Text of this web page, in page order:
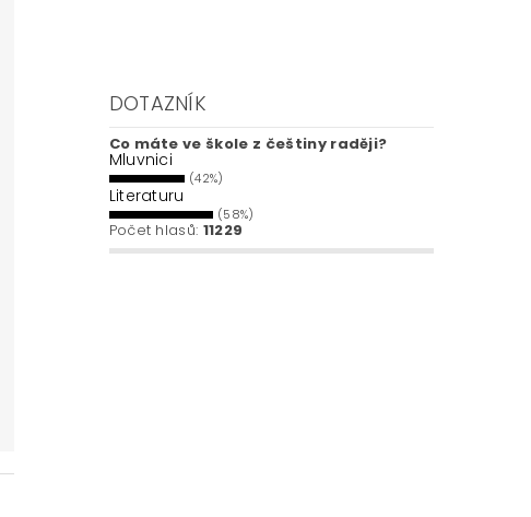
DOTAZNÍK
Co máte ve škole z češtiny raději?
Mluvnici
(42%)
Literaturu
(58%)
Počet hlasů: 11229